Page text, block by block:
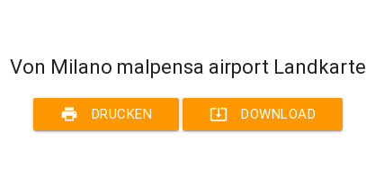
Von Milano malpensa airport Landkarte
print DRUCKEN system_update_alt DOWNLOAD